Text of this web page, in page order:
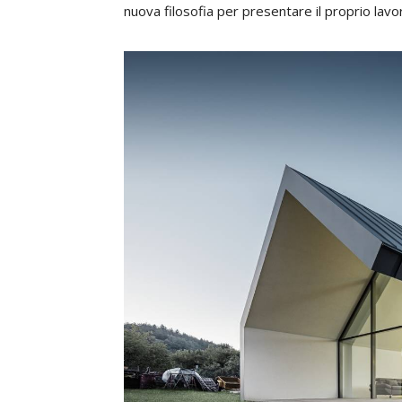
nuova filosofia per presentare il proprio